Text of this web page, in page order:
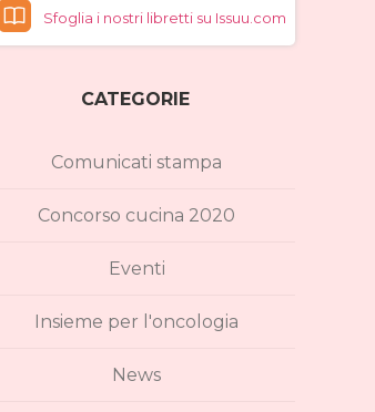
Sfoglia i nostri libretti su Issuu.com
CATEGORIE
Comunicati stampa
Concorso cucina 2020
Eventi
Insieme per l'oncologia
News